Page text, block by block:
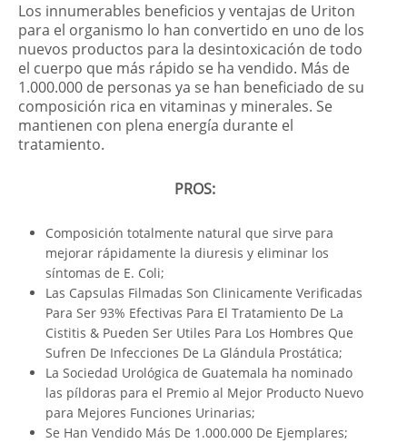
Los innumerables beneficios y ventajas de Uriton
para el organismo lo han convertido en uno de los
nuevos productos para la desintoxicación de todo
el cuerpo que más rápido se ha vendido. Más de
1.000.000 de personas ya se han beneficiado de su
composición rica en vitaminas y minerales. Se
mantienen con plena energía durante el
tratamiento.
PROS:
Composición totalmente natural que sirve para
mejorar rápidamente la diuresis y eliminar los
síntomas de E. Coli;
Las Capsulas Filmadas Son Clinicamente Verificadas
Para Ser 93% Efectivas Para El Tratamiento De La
Cistitis & Pueden Ser Utiles Para Los Hombres Que
Sufren De Infecciones De La Glándula Prostática;
La Sociedad Urológica de Guatemala ha nominado
las píldoras para el Premio al Mejor Producto Nuevo
para Mejores Funciones Urinarias;
Se Han Vendido Más De 1.000.000 De Ejemplares;